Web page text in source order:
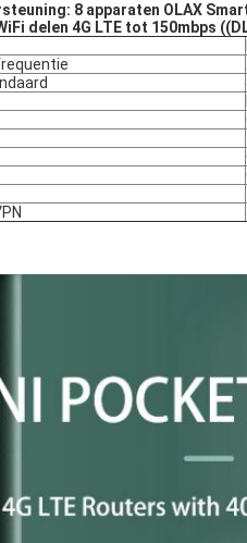
8 apparaten OLAX
delen 4G LTE tot 150mbps